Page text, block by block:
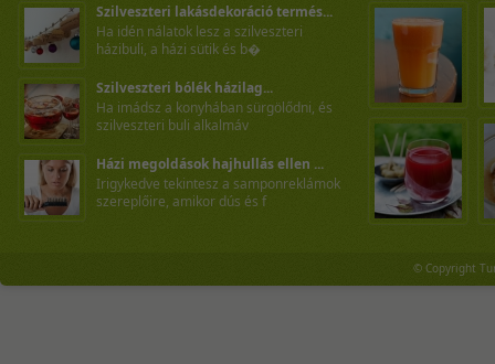
Szilveszteri lakásdekoráció termés...
Ha idén nálatok lesz a szilveszteri
házibuli, a házi sütik és b�
Szilveszteri bólék házilag...
Ha imádsz a konyhában sürgölődni, és
szilveszteri buli alkalmáv
Házi megoldások hajhullás ellen ...
Irigykedve tekintesz a samponreklámok
szereplőire, amikor dús és f
© Copyright